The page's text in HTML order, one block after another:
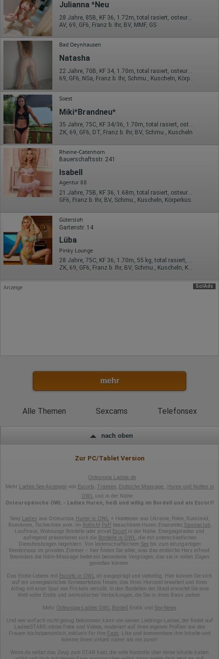
Wohin ging der Besucher? Klickte er auf weitere Seiten des
Portals oder hat er sie komplett verlassen?
Wie lange blieb der Besucher?
Ort der Verarbeitung:
Europäische Union & USA
Hotjar
Wir nutzen Hotjar als Webanalysedient. Es wird verwendet, um
Daten über das Benutzerverhalten zu sammeln. Hotjar kann
auch im Rahmen von Umfragen und Feedbackfunktionen, die
auf unserer Website eingebunden sind, von Ihnen bereitgestellte
Informationen verarbeiten.
Herausgeber:
Hotjar Limited, Malta
Erhobene Daten:
Datum und Uhrzeit des Besuchs
Gerätetyp
Geografischer Standort
IP-Adresse
Mausbewegungen
Besuchte Seiten
Bildschirmauflösung
Eindeutige Gerätekennung
Sprachinformationen
Gerätebestriebssystem
Browser-Typ
Klicks
Domain-Name
Eindeutige Benutzerkennung
Ort der Verarbeitung:
Julianna *Neu
AV, 69, GF6, Franz b. Ihr, BV, MMF, GS
Bad Oeynhausen
Natasha
22 Jahre, 70B, KF 34, 1.70m, total rasiert, osteuropäisch
69, GF6, NSa, Franz b. Ihr, Schmu., Kuscheln, Körperküs., DSa
Soest
Miki*Brandneu*
35 Jahre, 75C, KF 34/36, 1.70m, total rasiert, osteuropäisch
ZK, 69, GF6, DT, Franz b. Ihr, BV, Schmu., Kuscheln
Rheine-Catenhorn
Bauerschaftsstr. 241
Isabell
Agentur 88
GF6, Franz b. Ihr, BV, Schmu., Kuscheln, Körperküs.
Gütersloh
Gartenstr. 14
Lüba
Pinky Lounge
28 Jahre, 75C, KF 36, 1.70m, 55 kg, total rasiert, osteuropäisch
ZK, 69, GF6, Franz b. Ihr, BV, Schmu., Kuscheln, Körperküs.
SolAds
Anzeige
mehr
Alle Themen Sexcams Telefonsex
nach oben
Zur PC/Tablet Version
Osteuropa Ladies.de
Mehr Ladies Sex-Anzeigen von Escorts, Transen, Erotische Massage , Huren und Nutten in
OWL und in der Nähe
Osteuropäische OWL - Ladies Huren, heiß und willig im Bordell und als Escort!
Sexy Ladies aus Osteuropa, Huren in OWL + Hostessen aus Ukraine, Polen, Russland,
Rumänien, Tschechien uvm. Im Rotlicht Puff besuchbare Huren, Eroscenter, Saunaclub,
Laufhaus, Wohnungs Bordelle oder privat Escort in der Nähe. Energiegeladen und
aufregend präsentieren sich die Bordelle in OWL, die mit unterschiedlichen
Dienstleistungen begeistern. Von leidenschaftlichem Sexbis zum einzigartigen
Rendezvous im privaten Zimmer – hier finden Sie alles, was das erotische Herz erfreut.
Besonders die Intim-Massage bietet ein besonderes Vergnügen, das sie in vollen Zügen
genießen können.
Das Erotik-Lebens mit Escorts in OWL ist ausgeprägt und vielseitig. Hier können Sie sich
auf ein unvergessliches Sinneserlebnis freuen, das Ihren Horizont erweitert und Ihren
Alltag mit einer Spur von Prickeln versüßt. In den Bordellen der Stadt erwartet Sie eine
Welt voller Erotik und animalischer Verlockungen, die Sie in ihren Bann ziehen.
Mehr Osteuropa-Ladies OWL Bordell Erotik und Sex-News
Und wer einfach nicht genug bekommen kann von seinen Lieblings-Ladies, der findet auf
LadiesSTARS intime Fotos und Videos, moderiert auf ihren eigenen Profilen von den
Frauen höchstpersönlich, exklusiv für ihre Fans. Like und kommentiere ihre Inhalte und
komme ihnen virtuell näher als nie zuvor!
Wenn du selbst das Zeug zum STAR hast, die volle Kontrolle über deine Inhalte haben